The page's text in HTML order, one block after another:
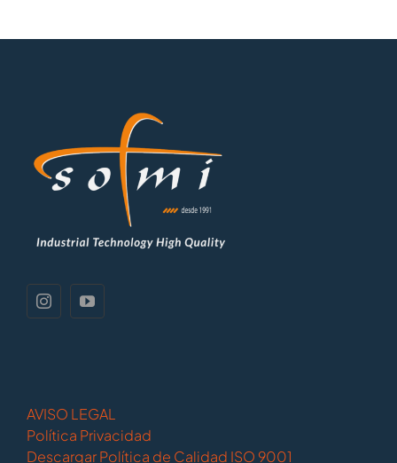
AVISO LEGAL
Política Privacidad
Descargar Política de Calidad ISO 9001